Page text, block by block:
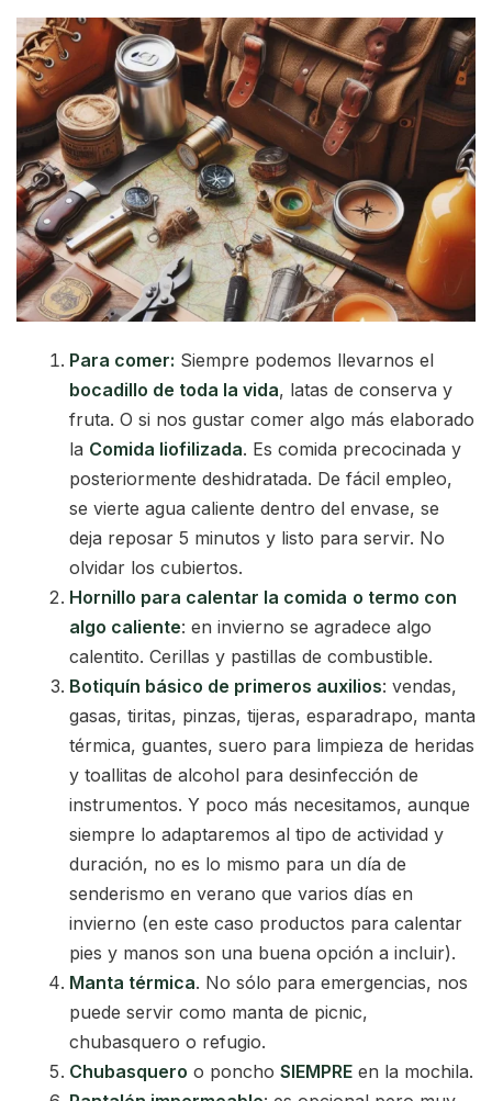
Para comer: Siempre podemos llevarnos el
bocadillo de toda la vida, latas de conserva y
fruta. O si nos gustar comer algo más elaborado
la Comida liofilizada. Es comida precocinada y
posteriormente deshidratada. De fácil empleo,
se vierte agua caliente dentro del envase, se
deja reposar 5 minutos y listo para servir. No
olvidar los cubiertos.
Hornillo para calentar la comida o termo con
algo caliente: en invierno se agradece algo
calentito. Cerillas y pastillas de combustible.
Botiquín básico de primeros auxilios: vendas,
gasas, tiritas, pinzas, tijeras, esparadrapo, manta
térmica, guantes, suero para limpieza de heridas
y toallitas de alcohol para desinfección de
instrumentos. Y poco más necesitamos, aunque
siempre lo adaptaremos al tipo de actividad y
duración, no es lo mismo para un día de
senderismo en verano que varios días en
invierno (en este caso productos para calentar
pies y manos son una buena opción a incluir).
Manta térmica. No sólo para emergencias, nos
puede servir como manta de picnic,
chubasquero o refugio.
Chubasquero o poncho SIEMPRE en la mochila.